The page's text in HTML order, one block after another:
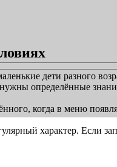
дети разного
определённые
когда в меню
характер. Если